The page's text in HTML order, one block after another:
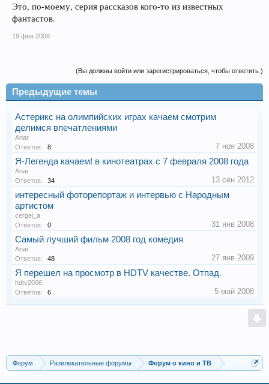
Это, по-моему, серия рассказов кого-то из известных
фантастов.
19 фев 2008
(Вы должны войти или зарегистрироваться, чтобы ответить.)
Предыдущие темы
Астерикс на олимпийских играх качаем смотрим
делимся впечатлениями
Anar
Ответов:
8 7 ноя 2008
Я-Легенда качаем! в кинотеатрах с 7 февраля 2008 года
Anar
Ответов:
34 13 сен 2012
интересный фоторепортаж и интервью с Народным
артистом
cergei_a
Ответов:
0 31 янв 2008
Самый лучший фильм 2008 год комедия
Anar
Ответов:
48 27 янв 2009
Я перешел на просмотр в HDTV качестве. Отпад.
hdtv2006
Ответов:
6 5 май 2008
Форум Развлекательные форумы Форум о кино и ТВ